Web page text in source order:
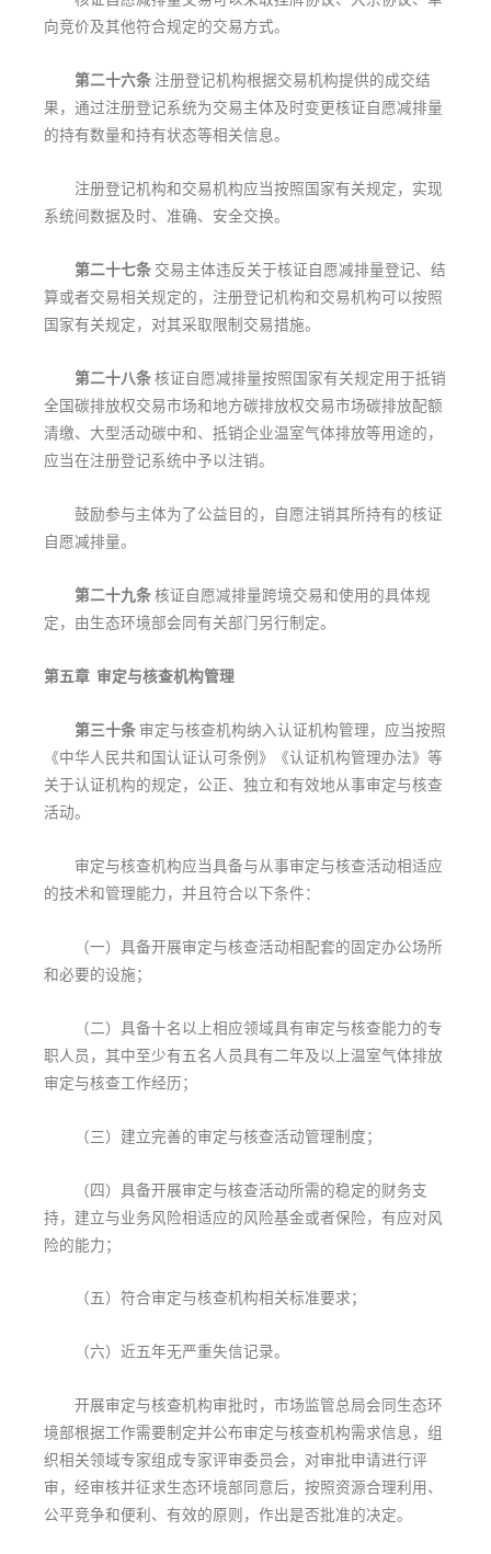
向竞价及其他符合规定的交易方式。
第二十六条 注册登记机构根据交易机构提供的成交结
果，通过注册登记系统为交易主体及时变更核证自愿减排量
的持有数量和持有状态等相关信息。
注册登记机构和交易机构应当按照国家有关规定，实现
系统间数据及时、准确、安全交换。
第二十七条 交易主体违反关于核证自愿减排量登记、结
算或者交易相关规定的，注册登记机构和交易机构可以按照
国家有关规定，对其采取限制交易措施。
第二十八条核证自愿减排量按照国家有关规定用于抵销
全国碳排放权交易市场和地方碳排放权交易市场碳排放配额
清缴、大型活动碳中和、抵销企业温室气体排放等用途的，
应当在注册登记系统中予以注销。
鼓励参与主体为了公益目的，自愿注销其所持有的核证
自愿减排量。
第二十九条核证自愿减排量跨境交易和使用的具体规
定，由生态环境部会同有关部门另行制定。
第五章 审定与核查机构管理
第三十条 审定与核查机构纳入认证机构管理，应当按照
《中华人民共和国认证认可条例》《认证机构管理办法》等
关于认证机构的规定，公正、独立和有效地从事审定与核查
活动。
审定与核查机构应当具备与从事审定与核查活动相适应
的技术和管理能力，并且符合以下条件：
（一）具备开展审定与核查活动相配套的固定办公场所
和必要的设施；
（二）具备十名以上相应领域具有审定与核查能力的专
职人员，其中至少有五名人员具有二年及以上温室气体排放
审定与核查工作经历；
（三）建立完善的审定与核查活动管理制度；
（四）具备开展审定与核查活动所需的稳定的财务支
持，建立与业务风险相适应的风险基金或者保险，有应对风
险的能力；
（五）符合审定与核查机构相关标准要求；
（六）近五年无严重失信记录。
开展审定与核查机构审批时，市场监管总局会同生态环
境部根据工作需要制定并公布审定与核查机构需求信息，组
织相关领域专家组成专家评审委员会，对审批申请进行评
审，经审核并征求生态环境部同意后，按照资源合理利用、
公平竞争和便利、有效的原则，作出是否批准的决定。